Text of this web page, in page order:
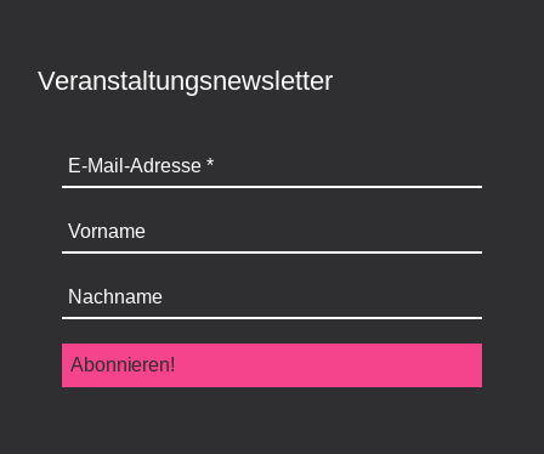
Veranstaltungsnewsletter